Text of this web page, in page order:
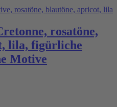
rosatöne,
lila, figürliche
Motive